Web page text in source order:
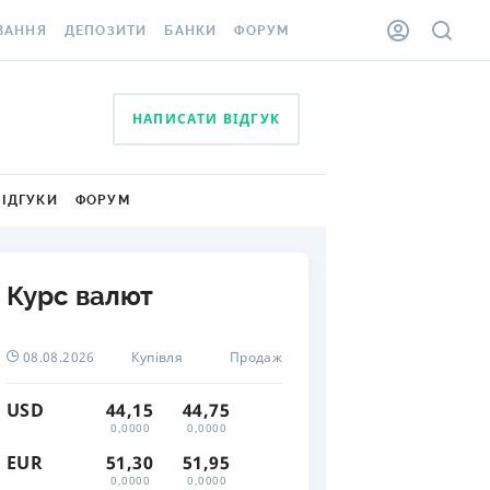
ЗА КОРДОН
ВІД
ДЕПОЗИТИ
ДЕПОЗИТИ В EUR
ПИТАННЯ ТА ВІДПОВІДІ
ЗАОЩАДЖЕННЯМ
БАНКИ
ВІДГУКИ ПРО БАНКИ
МІКРОФІНАНСОВІ
ФОРУМ
НАПИСАТИ ВІДГУК
ФОРУМ
Курс валют
08.08.2026 Купівля Продаж
USD 44,15
0,0000
44,75
0,0000
EUR 51,30
0,0000
51,95
0,0000